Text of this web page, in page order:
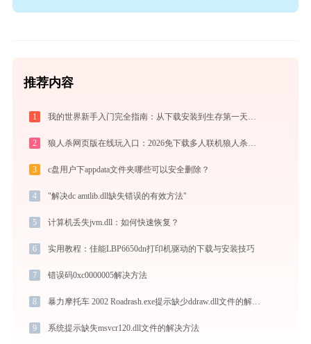
推荐内容
1
2 狼人杀网页版在线玩入口：2026免下载多人联机狼人杀，新手实战晋级攻略
3 c盘用户下appdata文件夹哪些可以安全删除？
4 "解决dc amtlib.dll缺失错误的有效方法"
5 计算机丢失jvm.dll：如何快速恢复？
6 实用教程：佳能LBP6650dn打印机驱动的下载与安装技巧
7 错误码0xc0000005解决方法
8 暴力摩托车 2002 Roadrash.exe提示缺少ddraw.dll文件的解决办法
9 系统提示缺失msvcr120.dll文件的解决方法